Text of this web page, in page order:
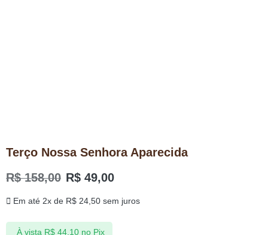
Terço Nossa Senhora Aparecida
R$158,00 R$ 49,00
Em até 2x de R$ 24,50 sem juros
À vista R$44,10 no Pix